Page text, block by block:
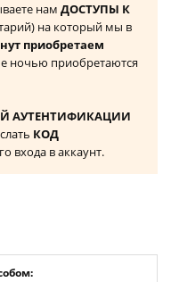
нам ДОСТУПЫ К
на который мы в
приобретаем
ночью приобретаются
АУТЕНТИФИКАЦИИ
КОД
входа в аккаунт.